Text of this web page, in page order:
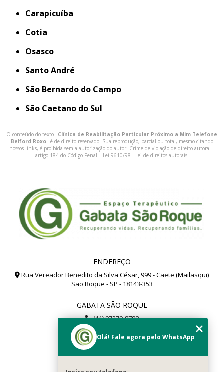
Carapicuíba
Cotia
Osasco
Santo André
São Bernardo do Campo
São Caetano do Sul
O conteúdo do texto "Clínica de Reabilitação Particular Próximo a Mim Telefone
Belford Roxo" é de direito reservado. Sua reprodução, parcial ou total, mesmo citando
nossos links, é proibida sem a autorização do autor. Crime de violação de direito autoral –
artigo 184 do Código Penal – Lei 9610/98 - Lei de direitos autorais.
ENDEREÇO
Rua Vereador Benedito da Silva César, 999 - Caete (Mailasqui)
São Roque - SP - 18143-353
GABATA SÃO ROQUE
(11) 97279-8788
(11) 99112-8504
gabata@gabata.com.br
Olá! Fale agora pelo WhatsApp